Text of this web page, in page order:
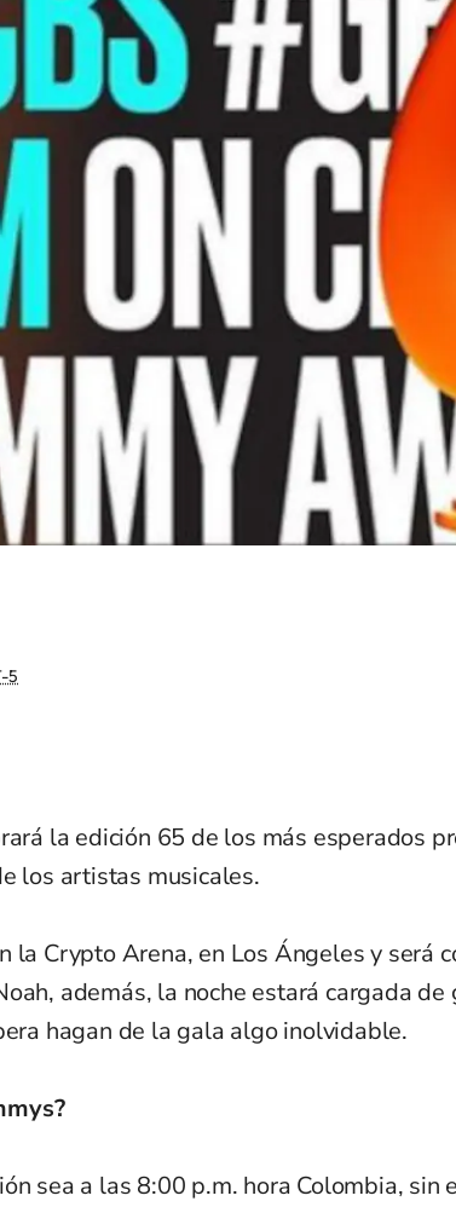
5
la edición 65 de los más esperados
los artistas musicales.
la Crypto Arena, en Los Ángeles y será
además, la noche estará cargada de
hagan de la gala algo inolvidable.
sea a las 8:00 p.m. hora Colombia, sin